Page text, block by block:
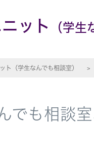
ット （学生
ト（学生なんでも相談室）
でも相談